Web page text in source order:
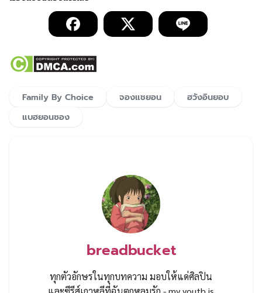
Family By Choice จองแชยอน
ฮวังอินยอบ
แบฮยอนซอง
breadbucket
ทุกตัวอักษรในทุกบทความ มอบให้แด่ศิลปิน